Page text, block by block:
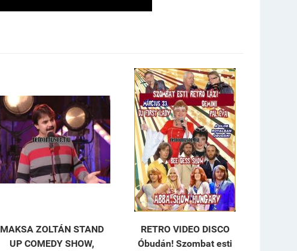
MAKSA ZOLTÁN STAND
UP COMEDY SHOW,
RETRO VIDEO DISCO
Óbudán! Szombat esti